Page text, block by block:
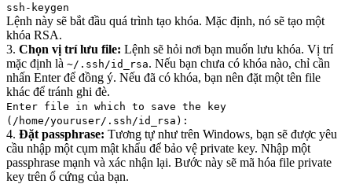
ssh-keygen
Lệnh này sẽ bắt đầu quá trình tạo khóa. Mặc định, nó sẽ tạo một
khóa RSA.
3. Chọn vị trí lưu file: Lệnh sẽ hỏi nơi bạn muốn lưu khóa. Vị trí
mặc định là ~/.ssh/id_rsa. Nếu bạn chưa có khóa nào, chỉ cần
nhấn Enter để đồng ý. Nếu đã có khóa, bạn nên đặt một tên file
khác để tránh ghi đè.
Enter file in which to save the key
(/home/youruser/.ssh/id_rsa):
4. Đặt passphrase: Tương tự như trên Windows, bạn sẽ được yêu
cầu nhập một cụm mật khẩu để bảo vệ private key. Nhập một
passphrase mạnh và xác nhận lại. Bước này sẽ mã hóa file private
key trên ổ cứng của bạn.